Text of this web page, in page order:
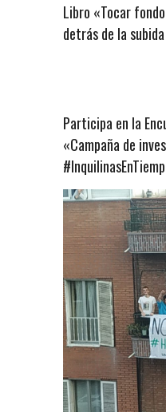
Libro «Tocar
detrás de la
Participa en la
«Campaña de